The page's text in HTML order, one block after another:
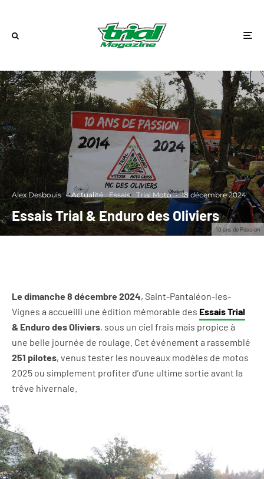
10 ans de Passion
Alex Desbouis · Actualité Essais Trial Moto · 18 décembre 2024
Essais Trial & Enduro des Oliviers
Le dimanche 8 décembre 2024, Saint-Pantaléon-les-
Vignes a accueilli une édition mémorable des Essais Trial
& Enduro des Oliviers, sous un ciel frais mais propice à
une belle journée de roulage. Cet événement a rassemblé
251 pilotes, venus tester les nouveaux modèles de motos
2025 ou simplement profiter d’une ultime sortie avant la
trêve hivernale.